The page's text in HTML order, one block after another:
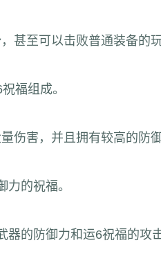
甚至可以击败普通装备的玩
福组成。
伤害，并且拥有较高的防御
的祝福。
器的防御力和运6祝福的攻